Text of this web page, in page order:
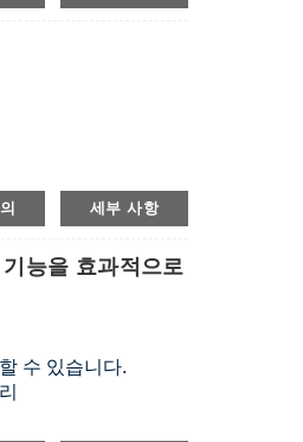
세부 사항
능을 효과적으로
수 있습니다.